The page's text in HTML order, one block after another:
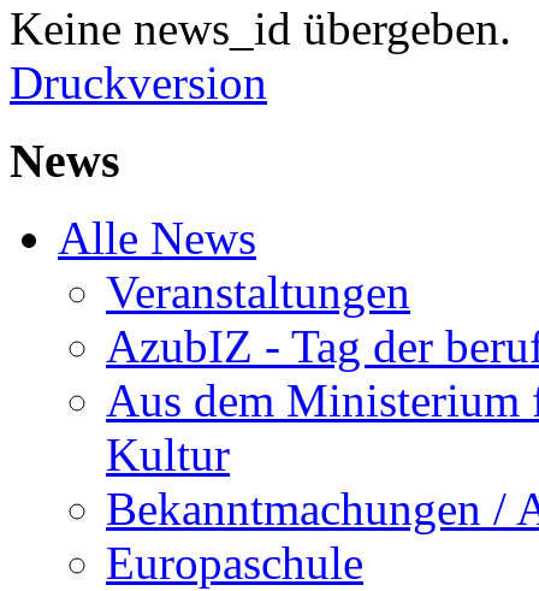
Keine news_id übergeben.
Druckversion
News
Alle News
Veranstaltungen
AzubIZ - Tag der
Aus dem Ministerium
Kultur
Bekanntmachungen /
Europaschule